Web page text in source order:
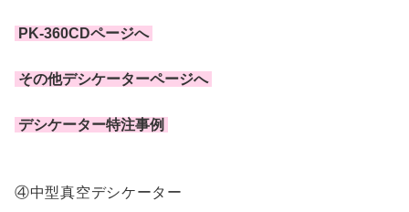
PK-360CDページへ
その他デシケーターページへ
デシケーター特注事例
④中型真空デシケーター